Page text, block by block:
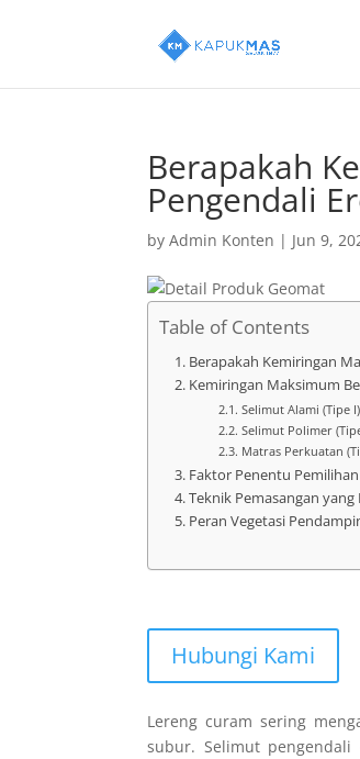
Berapakah
Pengendali
byAdmin Konten | Jun 9,
Table of Contents
Berapakah Kemiringan
Kemiringan Maksimum
Selimut Alami (Tipe I)
Selimut Polimer
Matras Perkuatan
Faktor Penentu
Teknik Pemasangan yang
Peran Vegetasi
Hubungi Kami
Lereng curam sering
subur. Selimut